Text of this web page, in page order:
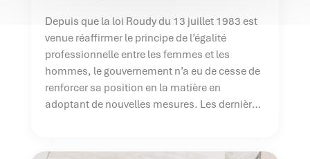
Depuis que la loi Roudy du 13 juillet 1983 est
venue réaffirmer le principe de l’égalité
professionnelle entre les femmes et les
hommes, le gouvernement n’a eu de cesse de
renforcer sa position en la matière en
adoptant de nouvelles mesures. Les dernières